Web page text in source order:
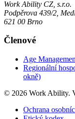
Work Ability CZ, s.r.o.
Podpěrova 439/2,
621 00 Brno
Členové
Age
Regionální
okně)
© 2026 Work Ability.
Ochrana